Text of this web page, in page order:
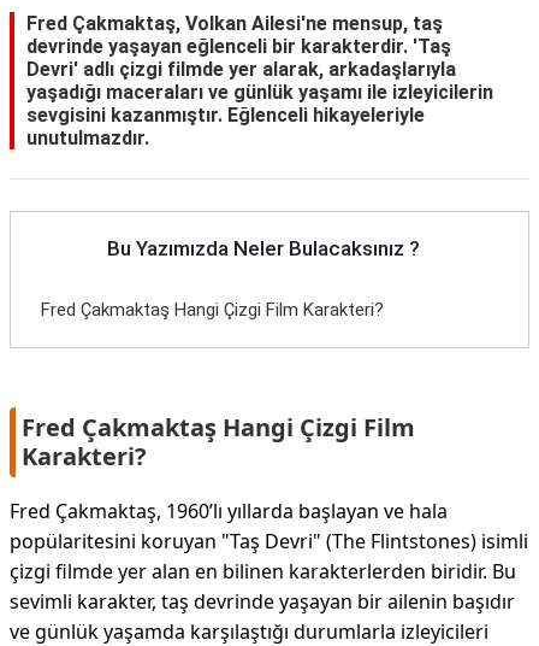
Fred Çakmaktaş, Volkan Ailesi'ne mensup, taş
devrinde yaşayan eğlenceli bir karakterdir. 'Taş
Devri' adlı çizgi filmde yer alarak, arkadaşlarıyla
yaşadığı maceraları ve günlük yaşamı ile izleyicilerin
sevgisini kazanmıştır. Eğlenceli hikayeleriyle
unutulmazdır.
Bu Yazımızda Neler Bulacaksınız ?
Fred Çakmaktaş Hangi Çizgi Film Karakteri?
Fred Çakmaktaş Hangi Çizgi Film
Karakteri?
Fred Çakmaktaş, 1960’lı yıllarda başlayan ve hala
popülaritesini koruyan "Taş Devri" (The Flintstones) isimli
çizgi filmde yer alan en bilinen karakterlerden biridir. Bu
sevimli karakter, taş devrinde yaşayan bir ailenin başıdır
ve günlük yaşamda karşılaştığı durumlarla izleyicileri